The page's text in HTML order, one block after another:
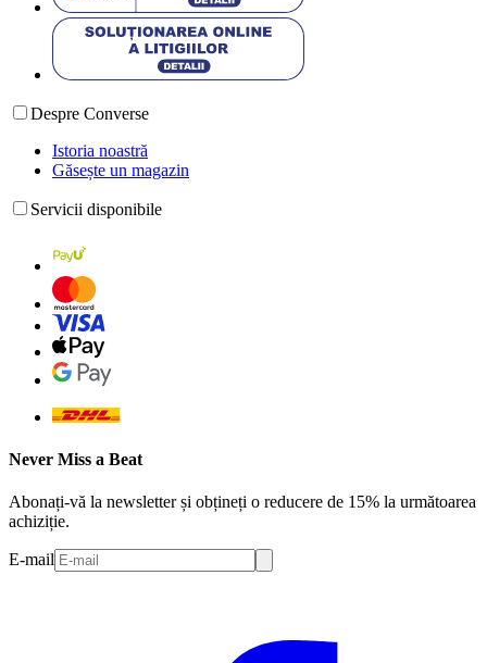
Despre Converse
Istoria noastră
Găsește un magazin
Servicii disponibile
Never Miss a Beat
Abonați-vă la newsletter și obțineți o reducere de 15% la următoarea
achiziție.
E-mail